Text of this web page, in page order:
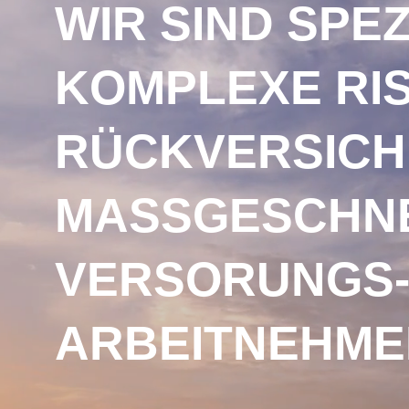
WIR SIND
KOMPLEXE